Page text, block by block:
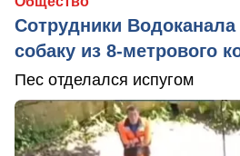
Сотрудники
собаку из 8-метрового
Пес отделался испугом